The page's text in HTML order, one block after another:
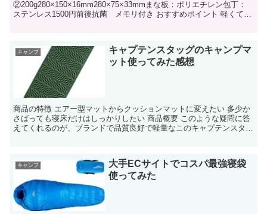
②200g280×150×16mm280×75×33mmまな板：ポリエチレン包丁：
ステンレス1500円前後抗菌 メモリ付き おすすめポイント 軽くて小
キャンプ
キャプテンスタッグのキャンプマ
ット使ってみた感想
商品の特徴 エアー型マットからクッションマットに変えたい 多少か
さばっても寝床だけはしっかりしたい 商品概要 このような疑問に答
えてくれるのが、ブランドで品質良好で軽量なこのキャプテンスタッ
キャンプ
大手ECサイトでコスパ最強寝袋
使ってみた